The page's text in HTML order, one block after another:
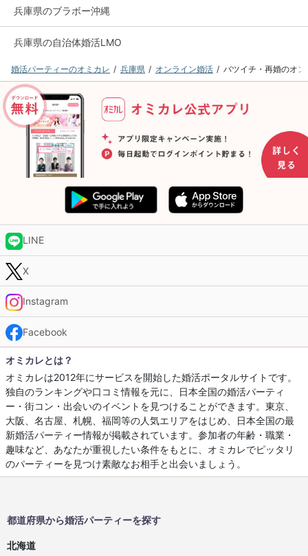
兵庫県のブラボー沖縄
兵庫県の自治体婚活LMO
婚活パーティーのオミカレ 兵庫県 オンライン婚活 バツイチ・再婚のオ
LINE
X
Instagram
Facebook
オミカレとは？
オミカレは2012年にサービスを開始した婚活ポータルサイトです。
独自のランキングや口コミ情報を元に、日本全国の婚活パーティ
ー・街コン・出会いのイベントを見つけることができます。東京、
大阪、名古屋、札幌、福岡等の人気エリアをはじめ、日本全国の最
新婚活パーティー情報が掲載されています。参加者の年齢・職業・
趣味など、あなたが重視したい条件をもとに、オミカレでピッタリ
のパーティーを見つけ素敵なお相手と出会いましょう。
都道府県から婚活パーティーを探す
北海道